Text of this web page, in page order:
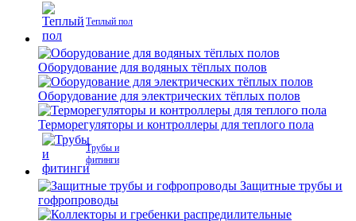
Теплый пол
Оборудование для водяных тёплых полов
Оборудование для электрических тёплых полов
Терморегуляторы и контроллеры для теплого пола
Трубы и
фитинги
Защитные трубы и
гофропроводы